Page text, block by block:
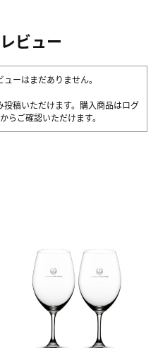
ビュー
ーはまだありません。
稿いただけます。購入商品はログ
からご確認いただけます。